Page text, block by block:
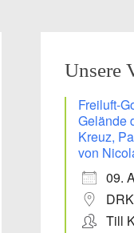
Unsere
Freiluft-
Gelände
Kreuz,
von
09.
Till